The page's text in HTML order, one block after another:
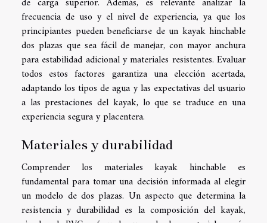
frecuencia de uso y el nivel de experiencia, ya que los
principiantes pueden beneficiarse de un kayak hinchable
dos plazas que sea fácil de manejar, con mayor anchura
para estabilidad adicional y materiales resistentes. Evaluar
todos estos factores garantiza una elección acertada,
adaptando los tipos de agua y las expectativas del usuario
a las prestaciones del kayak, lo que se traduce en una
experiencia segura y placentera.
Materiales y durabilidad
Comprender los materiales kayak hinchable es
fundamental para tomar una decisión informada al elegir
un modelo de dos plazas. Un aspecto que determina la
resistencia y durabilidad es la composición del kayak,